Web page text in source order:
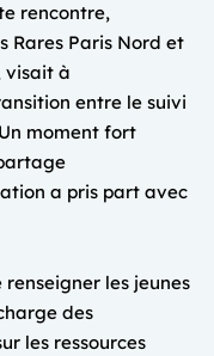
rencontre,
Rares Paris Nord et
visait à
entre le suivi
moment fort
a pris part avec
les jeunes
des
les ressources